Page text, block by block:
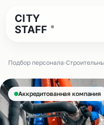
CITY
STAFF
®
Подбор персонала›
Аккредитованная компания